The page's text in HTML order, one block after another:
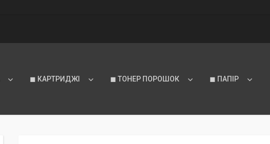
◼ КАРТРИДЖІ ◼ ТОНЕР ПОРОШОК ◼ ПАПІР